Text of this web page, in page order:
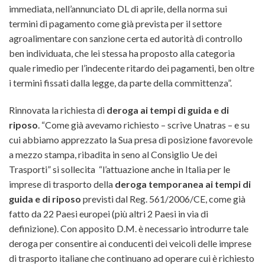
immediata, nell’annunciato DL di aprile, della norma sui
termini di pagamento come già prevista per il settore
agroalimentare con sanzione certa ed autorità di controllo
ben individuata, che lei stessa ha proposto alla categoria
quale rimedio per l’indecente ritardo dei pagamenti, ben oltre
i termini fissati dalla legge, da parte della committenza”.
Rinnovata la richiesta di deroga ai tempi di guida e di
riposo . “Come già avevamo richiesto – scrive Unatras – e su
cui abbiamo apprezzato la Sua presa di posizione favorevole
a mezzo stampa, ribadita in seno al Consiglio Ue dei
Trasporti” si sollecita “l’attuazione anche in Italia per le
imprese di trasporto della deroga temporanea ai tempi di
guida e di riposo previsti dal Reg. 561/2006/CE, come già
fatto da 22 Paesi europei (più altri 2 Paesi in via di
definizione). Con apposito D.M. è necessario introdurre tale
deroga per consentire ai conducenti dei veicoli delle imprese
di trasporto italiane che continuano ad operare cui è richiesto